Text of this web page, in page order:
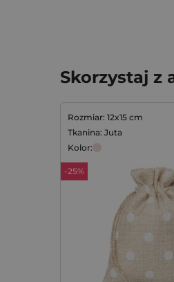
Skorzystaj z
Rozmiar: 12x15 cm
Tkanina: Juta
Kolor:
-25%